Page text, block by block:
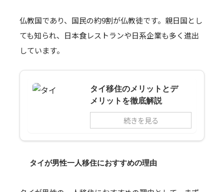
仏教国であり、国民の約9割が仏教徒です。親日国とし
ても知られ、日本食レストランや日系企業も多く進出
しています。
タイ移住のメリットとデ
メリットを徹底解説
続きを見る
タイが男性一人移住におすすめの理由